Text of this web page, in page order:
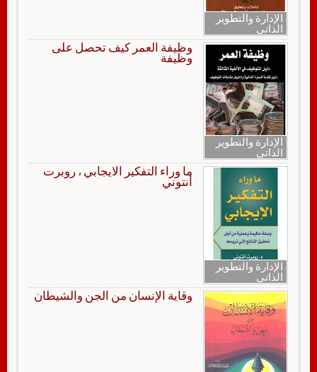
الإدارة والتطوير
الذاتي
الإدارة والتطوير
الذاتي
وظيفة العمر كيف تحصل على
وظيفة
الإدارة والتطوير
الذاتي
ما وراء التفكير الايجابي ، روبرت
أنتوني
وقاية الإنسان من الجن والشيطان